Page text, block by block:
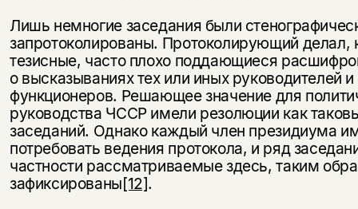
Лишь немногие заседания были
запротоколированы. Протоколирующий делал,
тезисные, часто плохо поддающиеся
о высказываниях тех или иных руководителей и
функционеров. Решающее значение для
руководства ЧССР имели резолюции как
заседаний. Однако каждый член президиума
потребовать ведения протокола, и ряд
частности рассматриваемые здесь, таким
зафиксированы[12].